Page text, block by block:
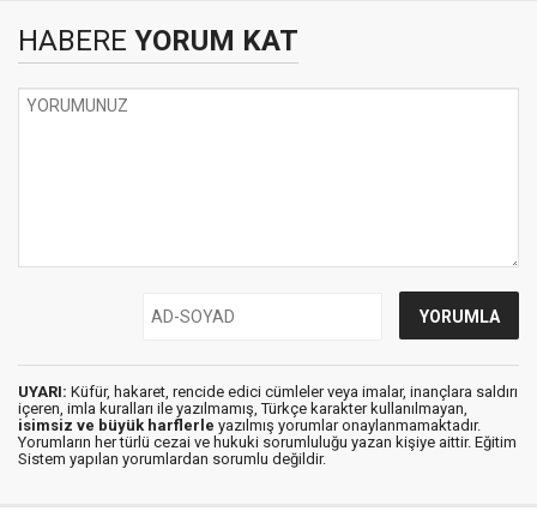
HABERE YORUM KAT
UYARI: Küfür, hakaret, rencide edici cümleler veya imalar, inançlara saldırı
içeren, imla kuralları ile yazılmamış, Türkçe karakter kullanılmayan,
isimsiz ve büyük harflerle yazılmış yorumlar onaylanmamaktadır.
Yorumların her türlü cezai ve hukuki sorumluluğu yazan kişiye aittir. Eğitim
Sistem yapılan yorumlardan sorumlu değildir.